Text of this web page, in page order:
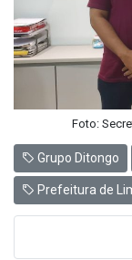
Foto:
Grupo Ditongo
Prefeitura de